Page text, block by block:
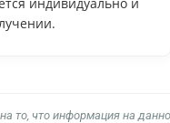
то, что информация на